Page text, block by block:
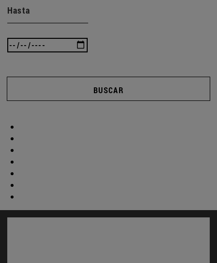
Hasta
BUSCAR